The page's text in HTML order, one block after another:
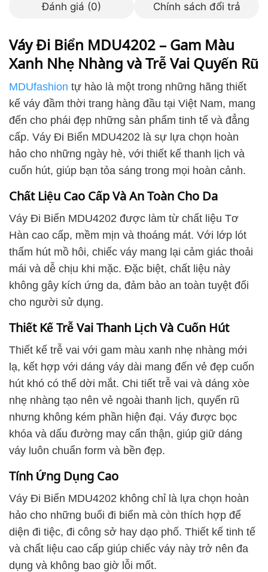
Đánh giá (0) Chính sách đổi trả
Váy Đi Biển MDU4202 – Gam Màu
Xanh Nhẹ Nhàng và Trễ Vai Quyến Rũ
MDUfashion tự hào là một trong những hãng thiết
kế váy đầm thời trang hàng đầu tại Việt Nam, mang
đến cho phái đẹp những sản phẩm tinh tế và đẳng
cấp. Váy Đi Biển MDU4202 là sự lựa chọn hoàn
hảo cho những ngày hè, với thiết kế thanh lịch và
cuốn hút, giúp bạn tỏa sáng trong mọi hoàn cảnh.
Chất Liệu Cao Cấp Và An Toàn Cho Da
Váy Đi Biển MDU4202 được làm từ chất liệu Tơ
Hàn cao cấp, mềm mịn và thoáng mát. Với lớp lót
thấm hút mồ hôi, chiếc váy mang lại cảm giác thoải
mái và dễ chịu khi mặc. Đặc biệt, chất liệu này
không gây kích ứng da, đảm bảo an toàn tuyệt đối
cho người sử dụng.
Thiết Kế Trễ Vai Thanh Lịch Và Cuốn Hút
Thiết kế trễ vai với gam màu xanh nhẹ nhàng mới
lạ, kết hợp với dáng váy dài mang đến vẻ đẹp cuốn
hút khó có thể dời mắt. Chi tiết trễ vai và dáng xòe
nhẹ nhàng tạo nên vẻ ngoài thanh lịch, quyến rũ
nhưng không kém phần hiện đại. Váy được bọc
khóa và dấu đường may cẩn thận, giúp giữ dáng
váy luôn chuẩn form và bền đẹp.
Tính Ứng Dụng Cao
Váy Đi Biển MDU4202 không chỉ là lựa chọn hoàn
hảo cho những buổi đi biển mà còn thích hợp để
diện đi tiệc, đi công sở hay dạo phố. Thiết kế tinh tế
và chất liệu cao cấp giúp chiếc váy này trở nên đa
dụng và không bao giờ lỗi mốt.